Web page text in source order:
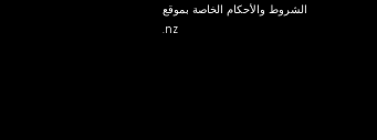
الشروط والأحكام الخاصة بموقع
.nz